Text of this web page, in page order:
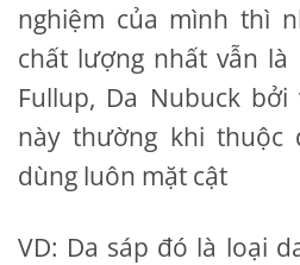
nghiệm của mình thì
chất lượng nhất vẫn là
Fullup, Da Nubuck
này thường khi thuộc
dùng luôn mặt cật
VD: Da sáp đó là loại